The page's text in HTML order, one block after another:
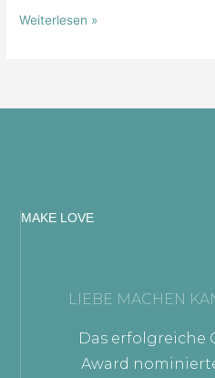
Weiterlesen »
MAKE LOVE
LIEBE MACHEN
Das erfolgreiche
Award